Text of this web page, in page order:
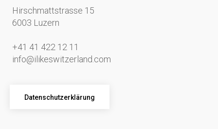
Hirschmattstrasse 15
6003 Luzern
+41 41 422 12 11
info@ilikeswitzerland.com
Datenschutzerklärung